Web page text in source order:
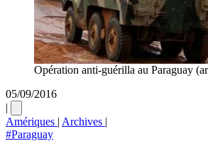
Opération anti-guérilla au Paraguay
05/09/2016
|
Amériques | Archives |
#Paraguay